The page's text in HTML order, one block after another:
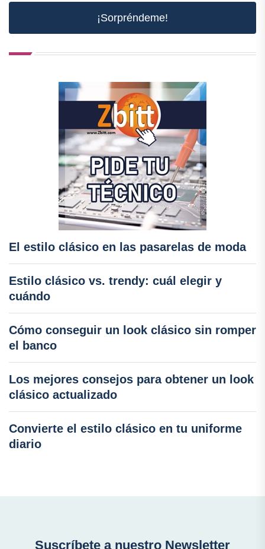
¡Sorpréndeme!
El estilo clásico en las pasarelas de moda
Estilo clásico vs. trendy: cuál elegir y
cuándo
Cómo conseguir un look clásico sin romper
el banco
Los mejores consejos para obtener un look
clásico actualizado
Convierte el estilo clásico en tu uniforme
diario
Suscríbete a nuestro Newsletter